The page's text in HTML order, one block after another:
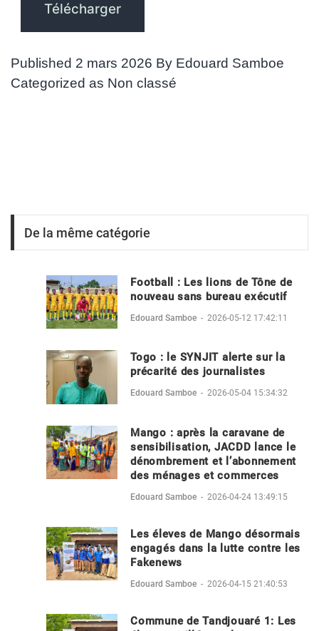
Télécharger
Published 2 mars 2026 By Edouard Samboe
Categorized as Non classé
De la même catégorie
Football : Les lions de Tône de
nouveau sans bureau exécutif
Edouard Samboe - 2026-05-12 17:42:11
Togo : le SYNJIT alerte sur la
précarité des journalistes
Edouard Samboe - 2026-05-04 15:34:32
Mango : après la caravane de
sensibilisation, JACDD lance le
dénombrement et l’abonnement
des ménages et commerces
Edouard Samboe - 2026-04-24 13:49:15
Les éleves de Mango désormais
engagés dans la lutte contre les
Fakenews
Edouard Samboe - 2026-04-15 21:40:53
Commune de Tandjouaré 1: Les